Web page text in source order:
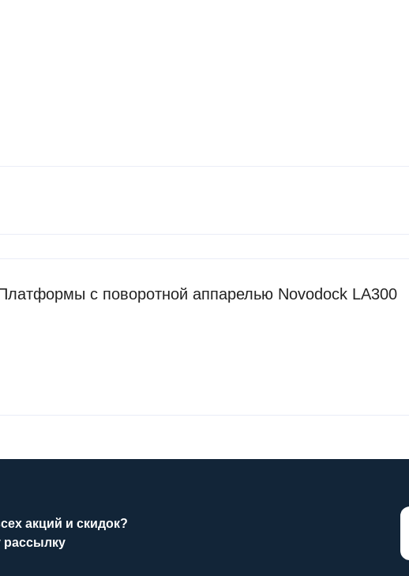
с поворотной аппарелью Novodock LA300
акций и скидок?
рассылку